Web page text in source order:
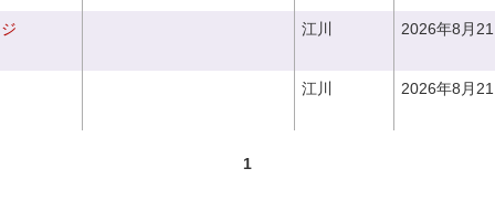
江川 2026年8月
江川 2026年8月
1